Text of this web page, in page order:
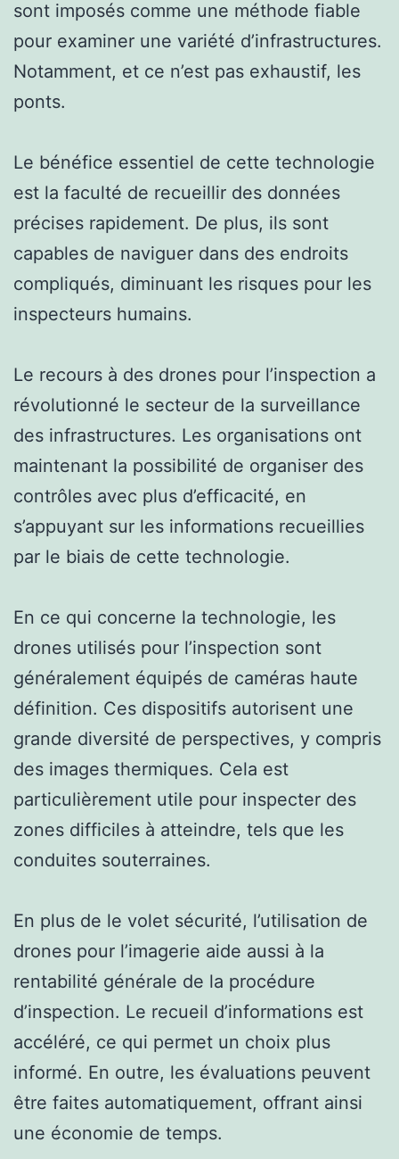
sont imposés comme une méthode fiable
pour examiner une variété d’infrastructures.
Notamment, et ce n’est pas exhaustif, les
ponts.
Le bénéfice essentiel de cette technologie
est la faculté de recueillir des données
précises rapidement. De plus, ils sont
capables de naviguer dans des endroits
compliqués, diminuant les risques pour les
inspecteurs humains.
Le recours à des drones pour l’inspection a
révolutionné le secteur de la surveillance
des infrastructures. Les organisations ont
maintenant la possibilité de organiser des
contrôles avec plus d’efficacité, en
s’appuyant sur les informations recueillies
par le biais de cette technologie.
En ce qui concerne la technologie, les
drones utilisés pour l’inspection sont
généralement équipés de caméras haute
définition. Ces dispositifs autorisent une
grande diversité de perspectives, y compris
des images thermiques. Cela est
particulièrement utile pour inspecter des
zones difficiles à atteindre, tels que les
conduites souterraines.
En plus de le volet sécurité, l’utilisation de
drones pour l’imagerie aide aussi à la
rentabilité générale de la procédure
d’inspection. Le recueil d’informations est
accéléré, ce qui permet un choix plus
informé. En outre, les évaluations peuvent
être faites automatiquement, offrant ainsi
une économie de temps.